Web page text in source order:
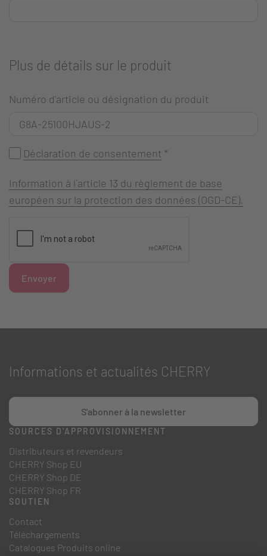
Plus de détails sur le produit
Numéro d'article ou désignation du produit
Déclaration de consentement *
Information à l`article 13 du règlement de base
européen sur la protection des données (OGD-CE).
Envoyer
Informations et actualités CHERRY
S'abonner à la newsletter
SOURCES D'APPROVISIONNEMENT
Distributeurs et revendeurs
CHERRY Shop EU
CHERRY Shop DE
CHERRY Shop FR
SOUTIEN
Contact
Téléchargements
Catalogues Produits online